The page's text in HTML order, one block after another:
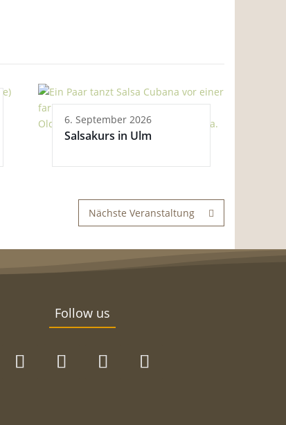
6. September 2026
Salsakurs in Ulm
Nächste Veranstaltung
Follow us